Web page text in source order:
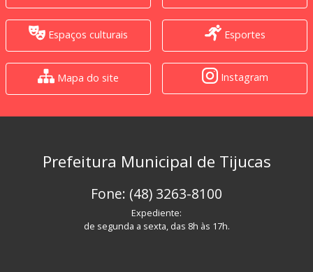
Espaços culturais Esportes
Mapa do site Instagram
Prefeitura Municipal de Tijucas
Fone: (48) 3263-8100
Expediente:
de segunda a sexta, das 8h às 17h.